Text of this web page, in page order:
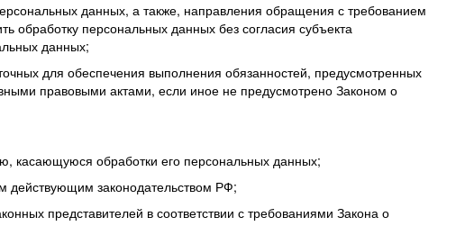
данных, а также, направления обращения с требованием
персональных данных без согласия субъекта
данных;
для обеспечения выполнения обязанностей, предусмотренных
правовыми актами, если иное не предусмотрено Законом о
касающуюся обработки его персональных данных;
действующим законодательством РФ;
представителей в соответствии с требованиями Закона о